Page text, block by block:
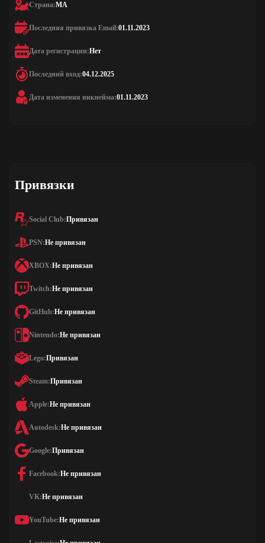
Страна:MA
Последняя привязка Email:01.11.2023
Дата регистрации:Нет
Последний вход:04.12.2025
Дата изменения никнейма:01.11.2023
Привязки
Social Club:Привязан
PSN:Не привязан
XBOX:Не привязан
Twitch:Не привязан
GitHub:Не привязан
Nintendo:Не привязан
Lego:Привязан
Steam:Привязан
Apple:Не привязан
Autodesk:Не привязан
Google:Привязан
Facebook:Не привязан
VK:Не привязан
YouTube:Не привязан